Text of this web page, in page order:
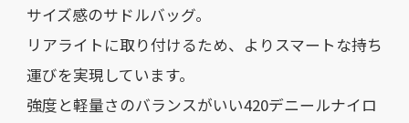
サイズ感のサドルバッグ。
リアライトに取り付けるため、よりスマートな持ち
運びを実現しています。
強度と軽量さのバランスがいい420デニールナイロ